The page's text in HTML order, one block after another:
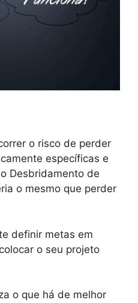
o risco de perder
específicas e
Desbridamento de
o mesmo que perder
definir metas em
o seu projeto
o que há de melhor